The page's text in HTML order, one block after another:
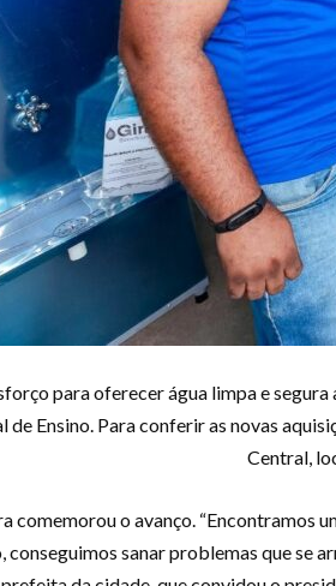
para oferecer água limpa e
de Ensino. Para conferir as novas
Central,
comemorou o avanço. “Encontramos
conseguimos sanar problemas que se